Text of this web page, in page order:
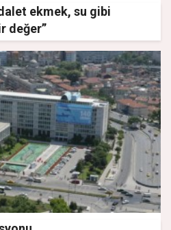
ekmek, su gibi
değer”